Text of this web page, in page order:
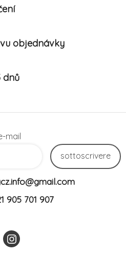
objednávky
dnů
mail
sottoscrivere
905 701 907